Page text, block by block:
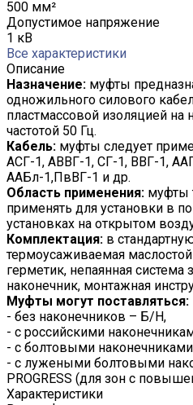
500 мм²
Допустимое напряжение
1 кВ
Все характеристики
Описание
Назначение: муфты
одножильного силового
пластмассовой изоляцией на
частотой 50 Гц.
Кабель: муфты следует
АСГ-1, АВВГ-1, СГ-1, ВВГ-1,
ААБл-1,ПвВГ-1 и др.
Область применения: муфты
применять для установки в
установках на открытом
Комплектация: в
термоусаживаемая
герметик, непаянная система
наконечник, монтажная
Муфты могут поставляться:
- без наконечников – Б/Н,
- с российскими
- с болтовыми наконечниками
- с лужеными болтовыми
PROGRESS (для зон с
Характеристики